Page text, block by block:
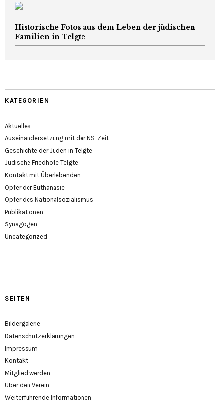
Historische Fotos aus dem Leben der jüdischen
Familien in Telgte
KATEGORIEN
Aktuelles
Auseinandersetzung mit der NS-Zeit
Geschichte der Juden in Telgte
Jüdische Friedhöfe Telgte
Kontakt mit Überlebenden
Opfer der Euthanasie
Opfer des Nationalsozialismus
Publikationen
Synagogen
Uncategorized
SEITEN
Bildergalerie
Datenschutzerklärungen
Impressum
Kontakt
Mitglied werden
Über den Verein
Weiterführende Informationen